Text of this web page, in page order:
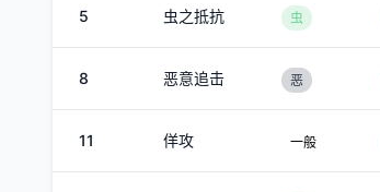
5 虫之抵抗 虫
8 恶意追击 恶
11 佯攻 一般